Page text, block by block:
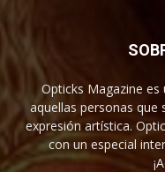
Opticks Magazine
aquellas personas
expresión artística.
con un especial